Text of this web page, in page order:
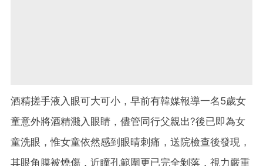
酒精搓手液入眼可大可小，早前有韓媒報導一名5歲女
童意外將酒精濺入眼睛，儘管同行父親出?後已即為女
童洗眼，惟女童依然感到眼晴刺痛，送院檢查後發現，
其眼角膜被燒傷，近瞳孔範圍更已完全剝落，視力嚴重